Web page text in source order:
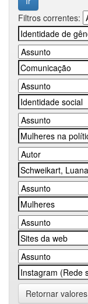
Filtros correntes:
Retornar valores